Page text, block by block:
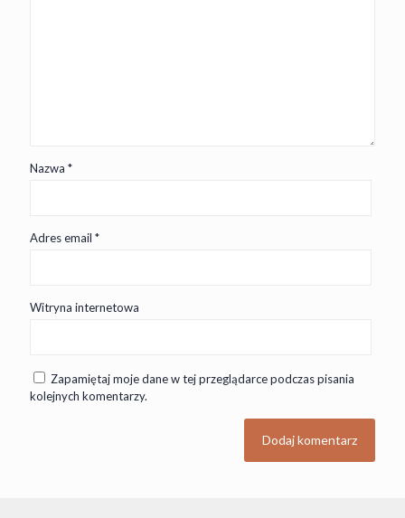
Nazwa *
Adres email *
Witryna internetowa
Zapamiętaj moje dane w tej przeglądarce podczas pisania
kolejnych komentarzy.